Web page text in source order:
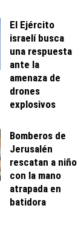
El Ejército
israelí busca
una respuesta
ante la
amenaza de
drones
explosivos
Bomberos de
Jerusalén
rescatan a niño
con la mano
atrapada en
batidora